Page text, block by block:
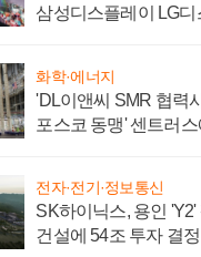
삼성디스플레이 LG
화학·에너지
'DL이앤씨 SMR 협력
포스코 동맹' 센트러
전자·전기·정보통신
SK하이닉스, 용인 'Y2'
건설에 54조 투자 결정